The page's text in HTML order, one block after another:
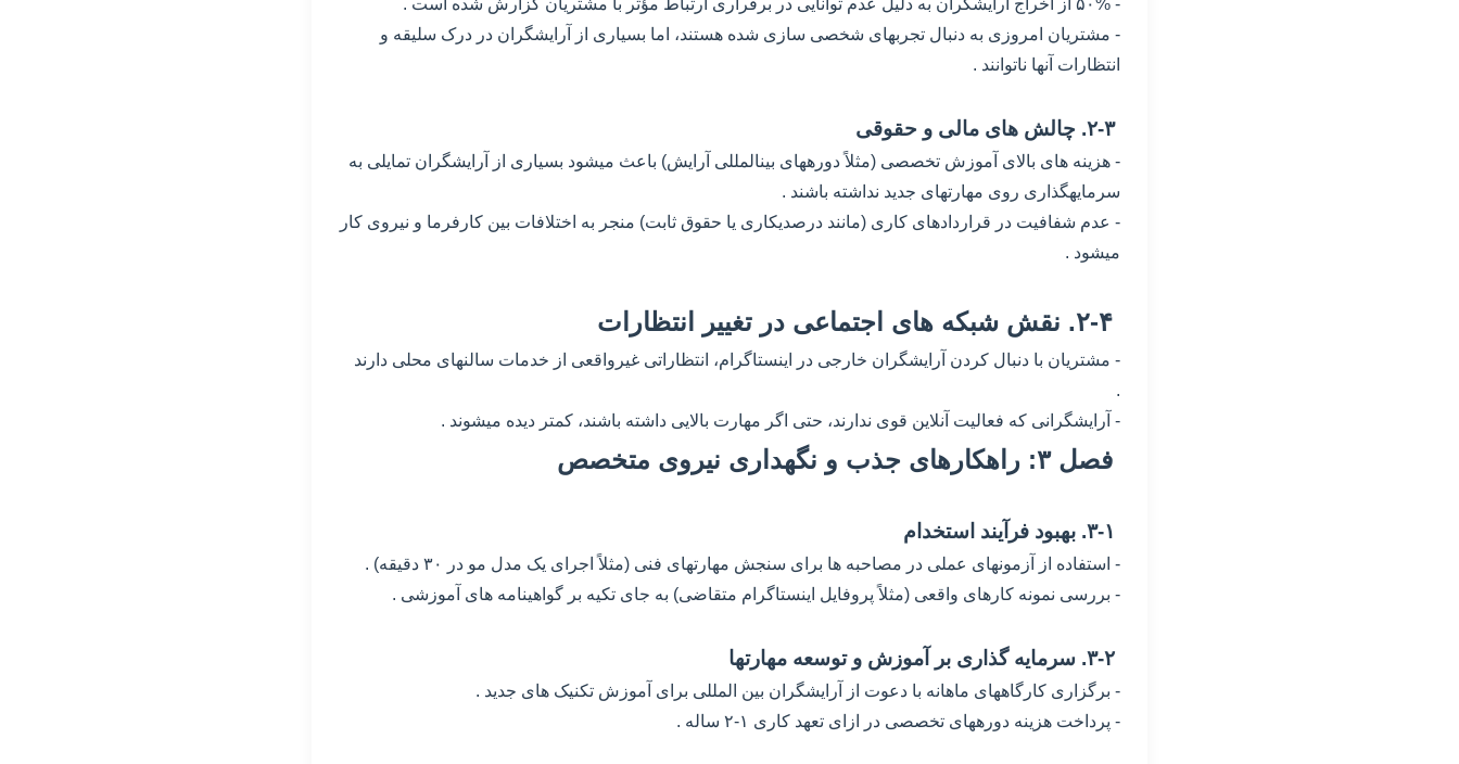
- ۵۰% از اخراج آرایشگران به دلیل عدم توانایی در برقراری ارتباط مؤثر با مشتریان گزارش شده است .
- مشتریان امروزی به دنبال تجربهای شخصی سازی شده هستند، اما بسیاری از آرایشگران در درک سلیقه و
انتظارات آنها ناتوانند .
۲-۳. چالش های مالی و حقوقی
- هزینه های بالای آموزش تخصصی (مثلاً دورههای بینالمللی آرایش) باعث میشود بسیاری از آرایشگران تمایلی به
سرمایهگذاری روی مهارتهای جدید نداشته باشند .
- عدم شفافیت در قراردادهای کاری (مانند درصدیکاری یا حقوق ثابت) منجر به اختلافات بین کارفرما و نیروی کار
میشود .
- مشتریان با دنبال کردن آرایشگران خارجی در اینستاگرام، انتظاراتی غیرواقعی از خدمات سالنهای محلی دارند
.
- آرایشگرانی که فعالیت آنلاین قوی ندارند، حتی اگر مهارت بالایی داشته باشند، کمتر دیده میشوند .
فصل ۳: راهکارهای جذب و نگهداری نیروی متخصص
- استفاده از آزمونهای عملی در مصاحبه ها برای سنجش مهارتهای فنی (مثلاً اجرای یک مدل مو در ۳۰ دقیقه) .
- بررسی نمونه کارهای واقعی (مثلاً پروفایل اینستاگرام متقاضی) به جای تکیه بر گواهینامه های آموزشی .
- برگزاری کارگاههای ماهانه با دعوت از آرایشگران بین المللی برای آموزش تکنیک های جدید .
- پرداخت هزینه دورههای تخصصی در ازای تعهد کاری ۱-۲ ساله .